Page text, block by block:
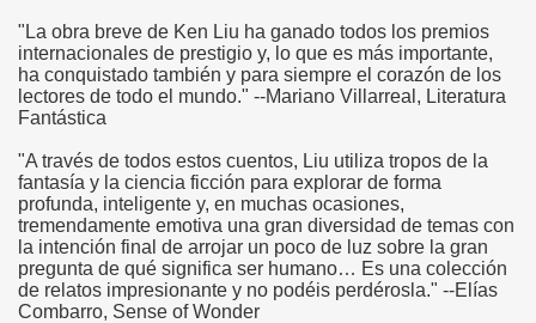
"La obra breve de Ken Liu ha ganado todos los premios
internacionales de prestigio y, lo que es más importante,
ha conquistado también y para siempre el corazón de los
lectores de todo el mundo." --Mariano Villarreal, Literatura
Fantástica
"A través de todos estos cuentos, Liu utiliza tropos de la
fantasía y la ciencia ficción para explorar de forma
profunda, inteligente y, en muchas ocasiones,
tremendamente emotiva una gran diversidad de temas con
la intención final de arrojar un poco de luz sobre la gran
pregunta de qué significa ser humano… Es una colección
de relatos impresionante y no podéis perdérosla." --Elías
Combarro, Sense of Wonder